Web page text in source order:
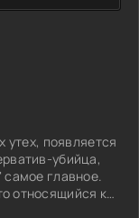
утех, появляется
убийца,
самое главное.
относящийся к